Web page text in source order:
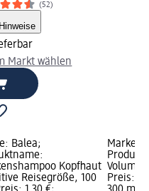
(52)
Hinweise
Markt wählen
Balea;
Kopfhaut
Reisegröße, 100
Marke:
Preis: